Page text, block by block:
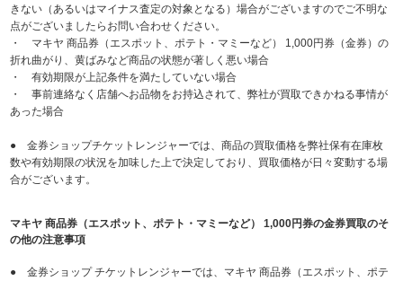
きない（あるいはマイナス査定の対象となる）場合がございますのでご不明な
点がございましたらお問い合わせください。
・ マキヤ 商品券（エスポット、ポテト・マミーなど） 1,000円券（金券）の
折れ曲がり、黄ばみなど商品の状態が著しく悪い場合
・ 有効期限が上記条件を満たしていない場合
・ 事前連絡なく店舗へお品物をお持込されて、弊社が買取できかねる事情が
あった場合
● 金券ショップチケットレンジャーでは、商品の買取価格を弊社保有在庫枚
数や有効期限の状況を加味した上で決定しており、買取価格が日々変動する場
合がございます。
マキヤ 商品券（エスポット、ポテト・マミーなど） 1,000円券の金券買取のそ
の他の注意事項
● 金券ショップ チケットレンジャーでは、マキヤ 商品券（エスポット、ポテ